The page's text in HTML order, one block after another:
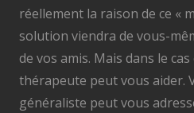
réellement la raison de ce «
solution viendra de vous-
de vos amis. Mais dans le
thérapeute peut vous aider.
généraliste peut vous